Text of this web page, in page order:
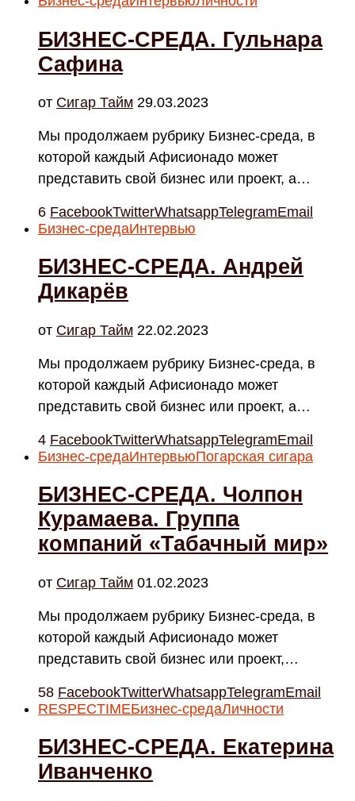
БИЗНЕС-СРЕДА. Гульнара
Сафина
от Cигар Тайм 29.03.2023
Мы продолжаем рубрику Бизнес-среда, в
которой каждый Афисионадо может
представить свой бизнес или проект, а…
6 FacebookTwitterWhatsappTelegramEmail
Бизнес-средаИнтервью
БИЗНЕС-СРЕДА. Андрей
Дикарёв
от Cигар Тайм 22.02.2023
Мы продолжаем рубрику Бизнес-среда, в
которой каждый Афисионадо может
представить свой бизнес или проект, а…
4 FacebookTwitterWhatsappTelegramEmail
Бизнес-средаИнтервьюПогарская сигара
БИЗНЕС-СРЕДА. Чолпон
Курамаева. Группа
компаний «Табачный мир»
от Cигар Тайм 01.02.2023
Мы продолжаем рубрику Бизнес-среда, в
которой каждый Афисионадо может
представить свой бизнес или проект,…
58 FacebookTwitterWhatsappTelegramEmail
RESPECTIMEБизнес-средаЛичности
БИЗНЕС-СРЕДА. Екатерина
Иванченко